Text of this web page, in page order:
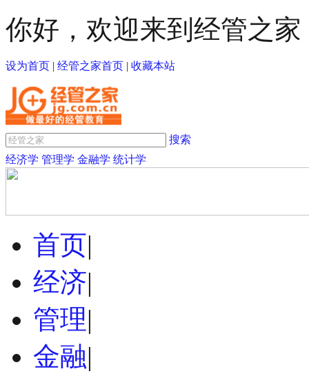
你好，欢迎来到经管之家
设为首页 | 经管之家首页 | 收藏本站
搜索
经济学 管理学 金融学 统计学
首页|
经济|
管理|
金融|